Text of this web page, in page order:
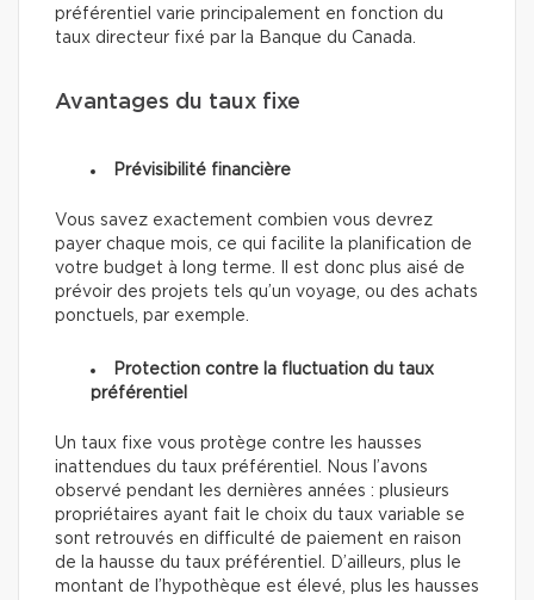
préférentiel varie principalement en fonction du
taux directeur fixé par la Banque du Canada.
Avantages du taux fixe
Prévisibilité financière
Vous savez exactement combien vous devrez
payer chaque mois, ce qui facilite la planification de
votre budget à long terme. Il est donc plus aisé de
prévoir des projets tels qu’un voyage, ou des achats
ponctuels, par exemple.
Protection contre la fluctuation du taux
préférentiel
Un taux fixe vous protège contre les hausses
inattendues du taux préférentiel. Nous l’avons
observé pendant les dernières années : plusieurs
propriétaires ayant fait le choix du taux variable se
sont retrouvés en difficulté de paiement en raison
de la hausse du taux préférentiel. D’ailleurs, plus le
montant de l’hypothèque est élevé, plus les hausses